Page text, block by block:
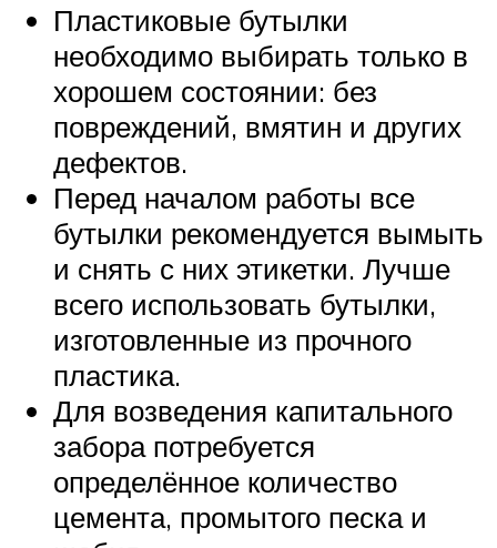
Пластиковые бутылки
необходимо выбирать только в
хорошем состоянии: без
повреждений, вмятин и других
дефектов.
Перед началом работы все
бутылки рекомендуется вымыть
и снять с них этикетки. Лучше
всего использовать бутылки,
изготовленные из прочного
пластика.
Для возведения капитального
забора потребуется
определённое количество
цемента, промытого песка и